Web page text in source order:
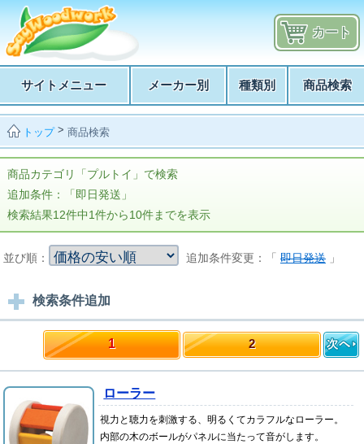
カート
サイトメニュー メーカー別 種類別 商品検索
トップ>商品検索
商品カテゴリ「プルトイ」で検索
追加条件：「即日発送」
検索結果12件中1件から10件までを表示
並び順： 追加条件変更：「 即日発送」
検索条件追加
1 2
ローラー
視力と聴力を刺激する、明るくてカラフルなローラー。
内部の木のボールがパネルに当たって音がします。